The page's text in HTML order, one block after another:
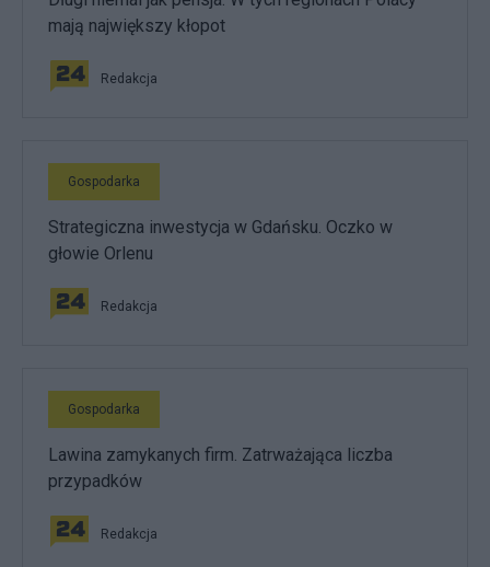
mają największy kłopot
Redakcja
Gospodarka
Strategiczna inwestycja w Gdańsku. Oczko w
głowie Orlenu
Redakcja
Gospodarka
Lawina zamykanych firm. Zatrważająca liczba
przypadków
Redakcja